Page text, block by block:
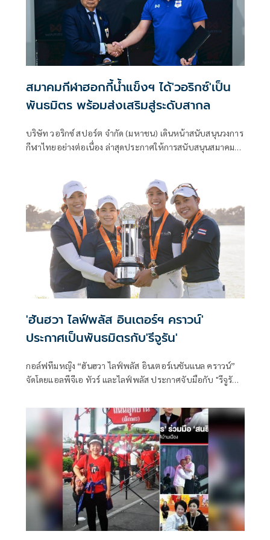
สมาคมกีฬาฮอกกี้น้ำแข็งฯ ได้'วอริกซ์'เป็น
พันธมิตร พร้อมส่งเสริมสู่ระดับสากล
บริษัท วอริกซ์ สปอร์ต จำกัด (มหาชน) เดินหน้าสนับสนุนวงการ
กีฬาไทยอย่างต่อเนื่อง ล่าสุดประกาศให้การสนับสนุนสมาคม
การฝึกซ้อม และกิจกรรมที่เกี่ยวข้องกับการแข่งขันอย่างเป็น
ทางการ โดยได้มีการจัดงานแถลงข่าวระหว่าง สมาคมกีฬาฮอกกี้
น้ำแข็งแห่งประเทศไทย เซ็นสัญญาร่วมกับ บริษัท วอริกซ์
สปอร์ต จำกัด (มหาชน) ผู้นำด้านนวัตกรรมและผลิตภัณฑ์ชุด
กีฬาของประเทศไทย เมื่อวันที่ 10 ต.ค.2568
'ฮันฮวา ไลฟ์พลัส อินเตอร์ฯ คราวน์'
ประกาศเป็นพันธมิตรกับ'รีจูรัน'
กอล์ฟทีมหญิง “ฮันฮวา ไลฟ์พลัส อินเตอร์เนชันแนล คราวน์”
จัดโดยแอลพีจีเอ ทัวร์ และไลฟ์พลัส ประกาศจับมือกับ "รีจูรัน"
Research) ในการเป็นพันธมิตรอย่างเป็นทาง ของการแข่งขัน
กอล์ฟทีมรายการนี้ ที่ประเทศเกาหลีใต้ ที่จะแข่งขันในช่วง
ปลายเดือนตุลาคมนี้